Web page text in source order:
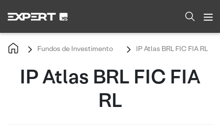
Fundos de Investimento IP Atlas BRL FIC FIA RL
IP Atlas BRL FIC FIA
RL